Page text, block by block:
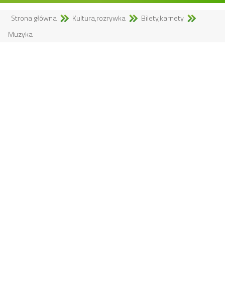
Strona główna Kultura,rozrywka
Bilety,karnety
Muzyka